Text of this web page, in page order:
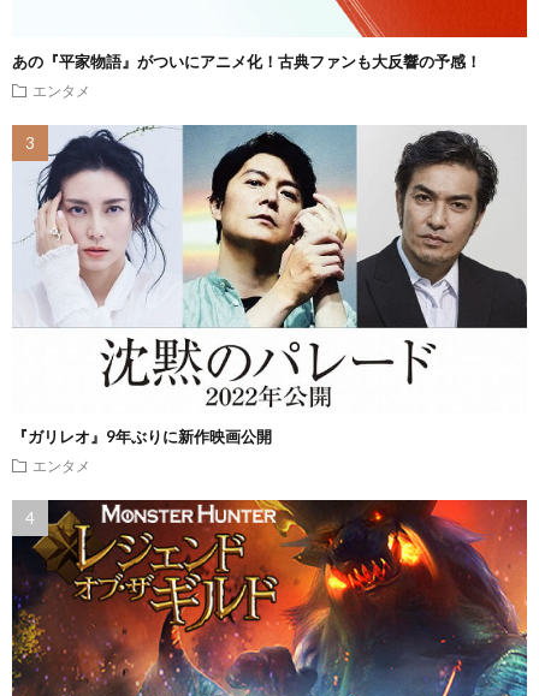
あの『平家物語』がついにアニメ化！古典ファンも大反響の予感！
エンタメ
『ガリレオ』9年ぶりに新作映画公開
エンタメ